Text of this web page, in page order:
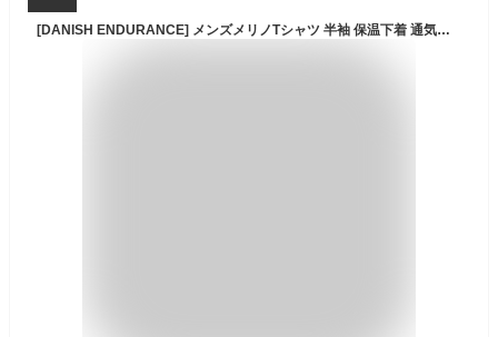
[DANISH ENDURANCE] メンズメリノTシャツ 半袖 保温下着 通気性 抗菌防臭 速乾 メリノウール 無地, グリーン, M